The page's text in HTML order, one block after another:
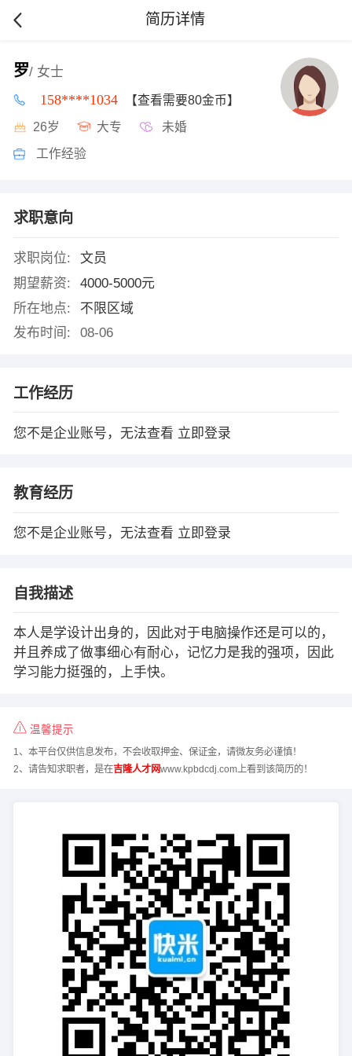
简历详情
罗/ 女士
158****1034 【查看需要80金币】
26岁 大专 未婚
工作经验
求职意向
求职岗位:
文员
期望薪资:
4000-5000元
所在地点:
不限区域
发布时间:
08-06
工作经历
您不是企业账号，无法查看 立即登录
教育经历
您不是企业账号，无法查看 立即登录
自我描述
本人是学设计出身的，因此对于电脑操作还是可以的，
并且养成了做事细心有耐心，记忆力是我的强项，因此
学习能力挺强的，上手快。
温馨提示
1、本平台仅供信息发布，不会收取押金、保证金，请微友务必谨慎！
2、请告知求职者，是在吉隆人才网www.kpbdcdj.com上看到该简历的！